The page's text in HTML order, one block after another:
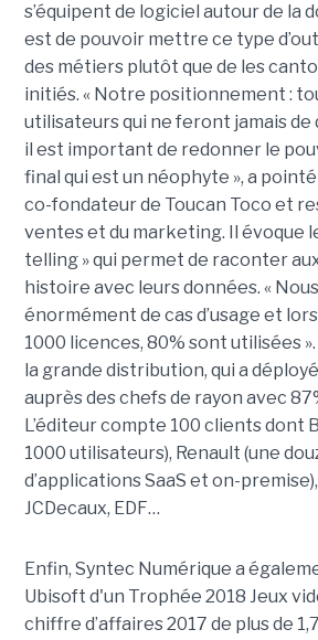
s’équipent de logiciel autour de la
est de pouvoir mettre ce type
des métiers plutôt que de les
initiés. « Notre positionnement :
utilisateurs qui ne feront jamais de
il est important de redonner le
final qui est un néophyte », a
co-fondateur de Toucan Toco et
ventes et du marketing. Il évoque
telling » qui permet de raconter
histoire avec leurs données. «
énormément de cas d’usage et
1000 licences, 80% sont utilisées
la grande distribution, qui a
auprès des chefs de rayon avec
L’éditeur compte 100 clients dont
1000 utilisateurs), Renault (une
d’applications SaaS et on-
JCDecaux, EDF…
Enfin, Syntec Numérique a
Ubisoft d'un Trophée 2018 Jeux
chiffre d’affaires 2017 de plus de